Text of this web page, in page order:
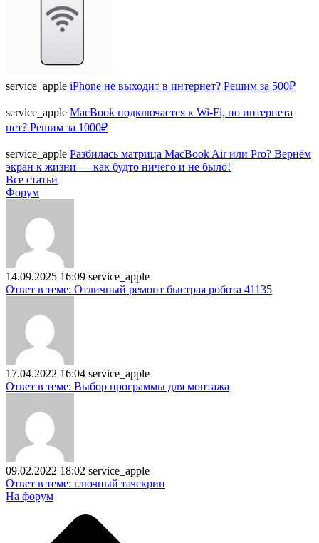
service_apple iPhone не выходит в интернет? Решим за 500₽
service_apple MacBook подключается к Wi-Fi, но интернета
нет? Решим за 1000₽
service_apple Разбилась матрица MacBook Air или Pro? Вернём
экран к жизни — как будто ничего и не было!
Все статьи
Форум
14.09.2025 16:09 service_apple
Ответ в теме: Отличный ремонт быстрая робота 41135
17.04.2022 16:04 service_apple
Ответ в теме: Выбор программы для монтажа
09.02.2022 18:02 service_apple
Ответ в теме: глючный тачскрин
На форум